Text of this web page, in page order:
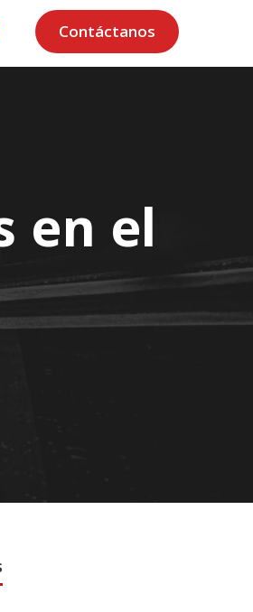
Contáctanos
en el